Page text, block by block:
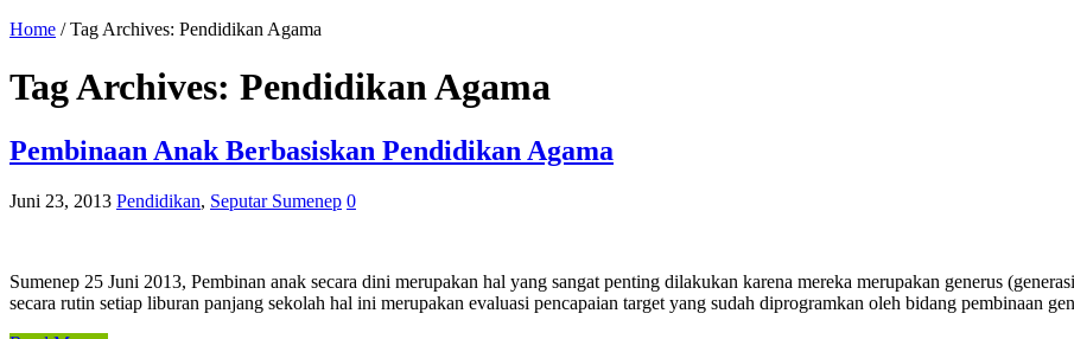
Home / Tag Archives: Pendidikan Agama
Tag Archives: Pendidikan Agama
Pembinaan Anak Berbasiskan Pendidikan Agama
Juni 23, 2013 Pendidikan, Seputar Sumenep 0
Sumenep 25 Juni 2013, Pembinan anak secara dini merupakan hal yang sangat penting dilakukan karena mereka merupakan generus
secara rutin setiap liburan panjang sekolah hal ini merupakan evaluasi pencapaian target yang sudah diprogramkan oleh bidang pembinaan